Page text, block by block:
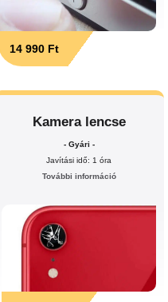
14 990 Ft
Kamera lencse
- Gyári -
Javítási idő: 1 óra
További információ